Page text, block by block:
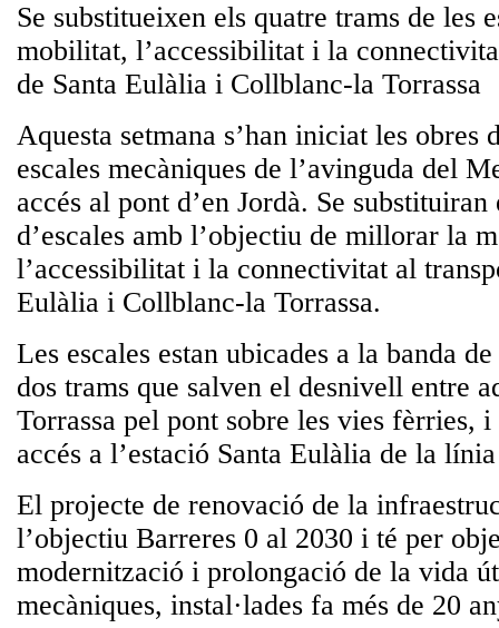
Se substitueixen els quatre trams de les
mobilitat, l’accessibilitat i la
de Santa Eulàlia i Collblanc-la Torrassa
Aquesta setmana s’han iniciat les obres
escales mecàniques de l’avinguda del
accés al pont d’en Jordà. Se
d’escales amb l’objectiu de millorar la
l’accessibilitat i la connectivitat al
Eulàlia i Collblanc-la Torrassa.
Les escales estan ubicades a la banda
dos trams que salven el desnivell entre
Torrassa pel pont sobre les vies fèrries, i
accés a l’estació Santa Eulàlia de la
El projecte de renovació de la
l’objectiu Barreres 0 al 2030 i té per
modernització i prolongació de la vida
mecàniques, instal·lades fa més de 20